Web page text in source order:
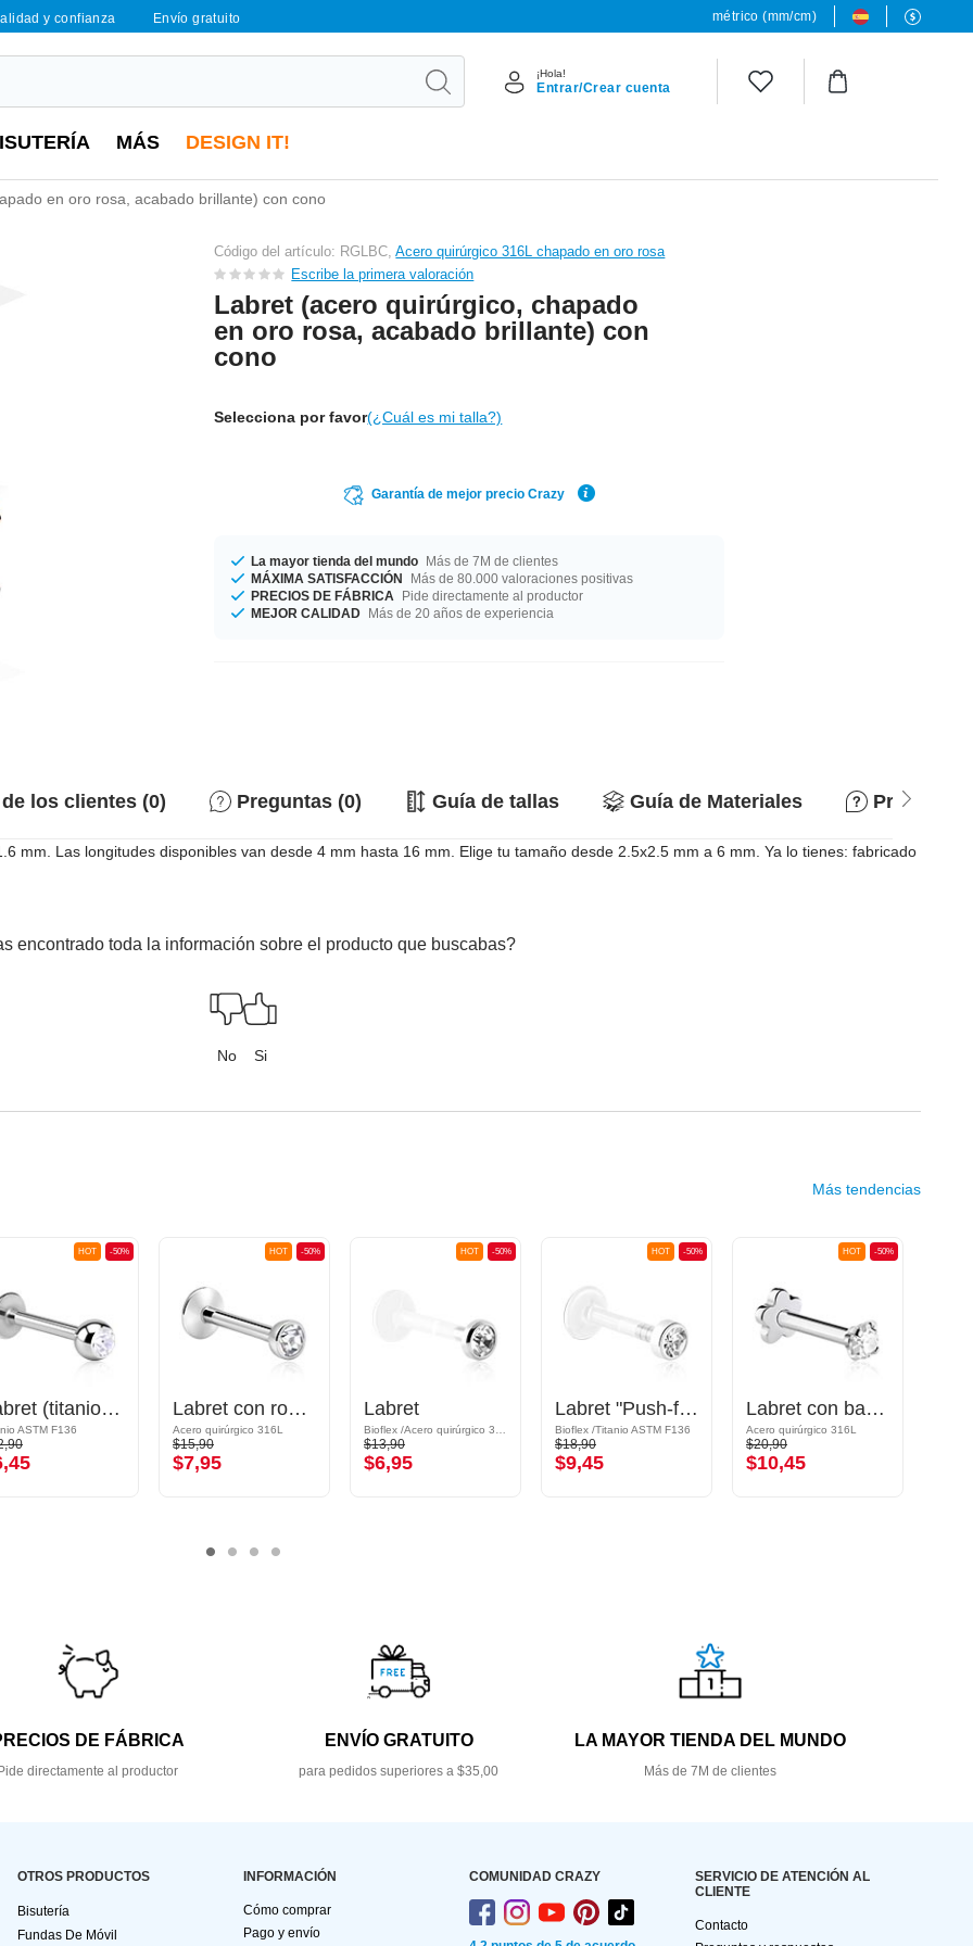
y confianza Envío gratuito métrico (mm/cm)
¡Hola!
Entrar/Crear cuenta
MÁS DESIGN IT!
en oro rosa, acabado brillante) con cono
Código del artículo: RGLBC,Acero quirúrgico 316L chapado en oro rosa
Escribe la primera valoración
Labret (acero quirúrgico, chapado
en oro rosa, acabado brillante) con
cono
Selecciona por favor(¿Cuál es mi talla?)
Garantía de mejor precio Crazy
La mayor tienda del mundo Más de 7M de clientes
MÁXIMA SATISFACCIÓN
Más de 80.000 valoraciones positivas
PRECIOS DE FÁBRICA
Pide directamente al productor
MEJOR CALIDAD Más de 20 años de experiencia
los clientes (0) Preguntas (0) Guía de tallas Guía de Materiales
mm. Las longitudes disponibles van desde 4 mm hasta 16 mm. Elige tu tamaño desde 2.5x2.5 mm a 6 mm. Ya lo tienes: fabricado
encontrado toda la información sobre el producto que buscabas?
No Si
Más tendencias
-50%
HOT
Labret (titanio, acabado brillante) con bola con brillante
ASTM F136
-50%
HOT
Labret con rosca interior con bola con brillante
Acero quirúrgico 316L
$15,90
$7,95
-50%
HOT
Labret
$13,90
$6,95
-50%
HOT
Labret "Push-fit" sin rosca (bioflex, varios colores) con accesorio y piedra brillante
Bioflex /Titanio ASTM F136
$18,90
$9,45
-50%
HOT
Labret con base plana y rosca interior (acero quirúrgico, plateado, acabado brillante) con piedra brillante
Acero quirúrgico 316L
$20,90
$10,45
DE FÁBRICA
Pide directamente al productor
ENVÍO GRATUITO
para pedidos superiores a $35,00
LA MAYOR TIENDA DEL MUNDO
Más de 7M de clientes
OTROS PRODUCTOS
Bisutería
Fundas De Móvil
INFORMACIÓN
Cómo comprar
Pago y envío
COMUNIDAD CRAZY
SERVICIO DE ATENCIÓN AL
CLIENTE
Contacto